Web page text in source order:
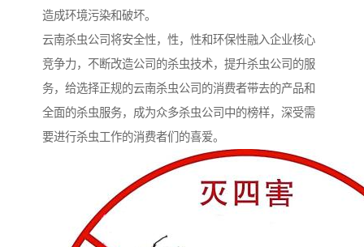
造成环境污染和破坏。
云南杀虫公司将安全性，性，性和环保性融入企业核心
竞争力，不断改造公司的杀虫技术，提升杀虫公司的服
务，给选择正规的云南杀虫公司的消费者带去的产品和
全面的杀虫服务，成为众多杀虫公司中的榜样，深受需
要进行杀虫工作的消费者们的喜爱。